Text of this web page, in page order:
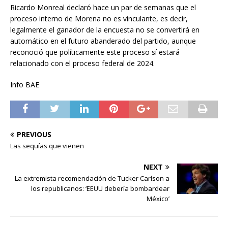
Ricardo Monreal declaró hace un par de semanas que el
proceso interno de Morena no es vinculante, es decir,
legalmente el ganador de la encuesta no se convertirá en
automático en el futuro abanderado del partido, aunque
reconoció que políticamente este proceso sí estará
relacionado con el proceso federal de 2024.
Info BAE
PREVIOUS
Las sequías que vienen
NEXT
La extremista recomendación de Tucker Carlson a
los republicanos: ‘EEUU debería bombardear
México’